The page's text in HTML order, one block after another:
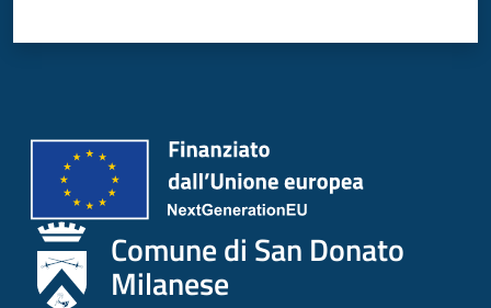
Seguici
su
Comune di San Donato
Milanese